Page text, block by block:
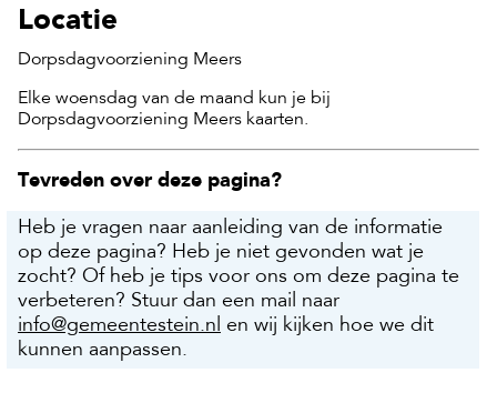
Locatie
Dorpsdagvoorziening Meers
Elke woensdag van de maand kun je bij
Dorpsdagvoorziening Meers kaarten.
Tevreden over deze pagina?
Heb je vragen naar aanleiding van de informatie
op deze pagina? Heb je niet gevonden wat je
zocht? Of heb je tips voor ons om deze pagina te
verbeteren? Stuur dan een mail naar
info@gemeentestein.nl
en wij kijken hoe we dit
kunnen aanpassen.